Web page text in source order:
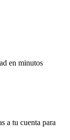
en minutos
a tu cuenta para